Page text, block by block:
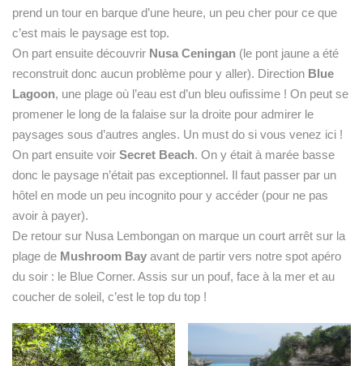
prend un tour en barque d’une heure, un peu cher pour ce que
c’est mais le paysage est top.
On part ensuite découvrir Nusa Ceningan (le pont jaune a été
reconstruit donc aucun problème pour y aller). Direction Blue
Lagoon, une plage où l’eau est d’un bleu oufissime ! On peut se
promener le long de la falaise sur la droite pour admirer le
paysages sous d’autres angles. Un must do si vous venez ici !
On part ensuite voir Secret Beach. On y était à marée basse
donc le paysage n’était pas exceptionnel. Il faut passer par un
hôtel en mode un peu incognito pour y accéder (pour ne pas
avoir à payer).
De retour sur Nusa Lembongan on marque un court arrêt sur la
plage de Mushroom Bay avant de partir vers notre spot apéro
du soir : le Blue Corner. Assis sur un pouf, face à la mer et au
coucher de soleil, c’est le top du top !